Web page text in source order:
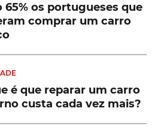
65% os portugueses que
comprar um carro
é que reparar um carro
custa cada vez mais?